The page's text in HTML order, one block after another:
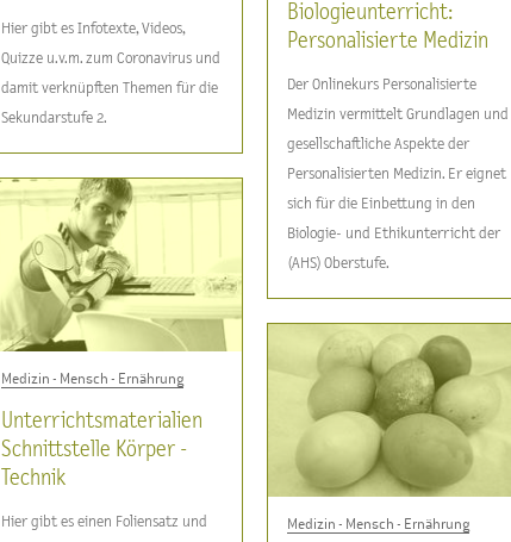
Hier gibt es Infotexte, Videos,
Quizze u.v.m. zum Coronavirus und
damit verknüpften Themen für die
Sekundarstufe 2.
Biologieunterricht:
Personalisierte Medizin
Der Onlinekurs Personalisierte
Medizin vermittelt Grundlagen und
gesellschaftliche Aspekte der
Personalisierten Medizin. Er eignet
sich für die Einbettung in den
Biologie- und Ethikunterricht der
(AHS) Oberstufe.
Medizin - Mensch - Ernährung
Unterrichtsmaterialien
Schnittstelle Körper -
Technik
Hier gibt es einen Foliensatz und
Medizin - Mensch - Ernährung